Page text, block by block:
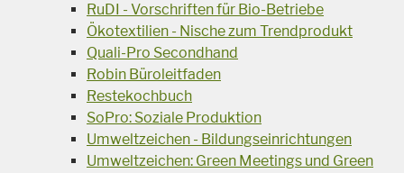
RuDI - Vorschriften für Bio-Betriebe
Ökotextilien - Nische zum Trendprodukt
Quali-Pro Secondhand
Robin Büroleitfaden
Restekochbuch
SoPro: Soziale Produktion
Umweltzeichen - Bildungseinrichtungen
Umweltzeichen: Green Meetings und Green